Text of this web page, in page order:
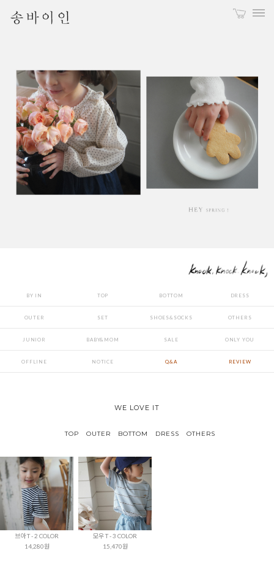
BY IN TOP BOTTOM DRESS
OUTER SET SHOES&SOCKS OTHERS
JUNIOR BABY&MOM SALE ONLY YOU
OFFLINE NOTICE Q&A REVIEW
WE LOVE IT
TOP OUTER BOTTOM DRESS OTHERS
브아 T - 2 COLOR
14,280원
모우 T - 3 COLOR
15,470원